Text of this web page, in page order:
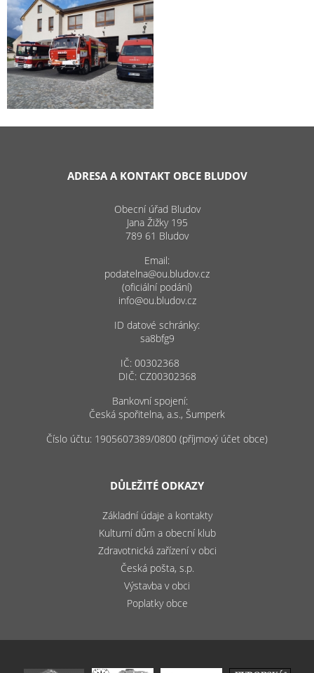
ADRESA A KONTAKT OBCE BLUDOV
Obecní úřad Bludov
Jana Žižky 195
789 61 Bludov
Email:
podatelna@ou.bludov.cz
(oficiální podání)
info@ou.bludov.cz
ID datové schránky:
sa8bfg9
IČ: 00302368
DIČ: CZ00302368
Bankovní spojení:
Česká spořitelna, a.s., Šumperk
Číslo účtu: 1905607389/0800 (příjmový účet obce)
DŮLEŽITÉ ODKAZY
Základní údaje a kontakty
Kulturní dům a obecní klub
Zdravotnická zařízení v obci
Česká pošta, s.p.
Výstavba v obci
Poplatky obce